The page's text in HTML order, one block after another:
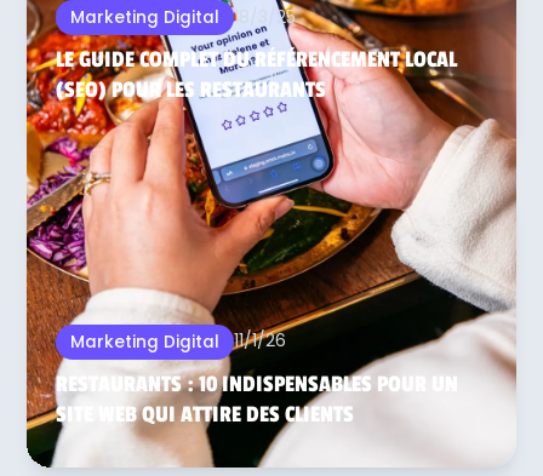
Marketing Digital 18/3/25
LE GUIDE COMPLET DU RÉFÉRENCEMENT LOCAL
(SEO) POUR LES RESTAURANTS
Marketing Digital 11/1/26
RESTAURANTS : 10 INDISPENSABLES POUR UN
SITE WEB QUI ATTIRE DES CLIENTS